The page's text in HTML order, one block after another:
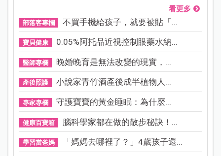
看更多
部落客專欄 不買手機給孩子，就要被貼「...
寶貝健康 0.05%阿托品近視控制眼藥水納...
醫師專欄 晚婚晚育是無法改變的現實，...
產後照護 小說家青竹酒產後成半植物人...
專家專欄 守護寶寶的黃金睡眠：為什麼...
健康百寶箱 腦科學家都在做的散步秘訣！...
學習當爸媽 「媽媽去哪裡了？」4歲孩子還...